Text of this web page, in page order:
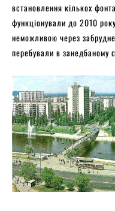
встановлення кількох
функціонували до 2010
неможливою через
перебували в занедбаному